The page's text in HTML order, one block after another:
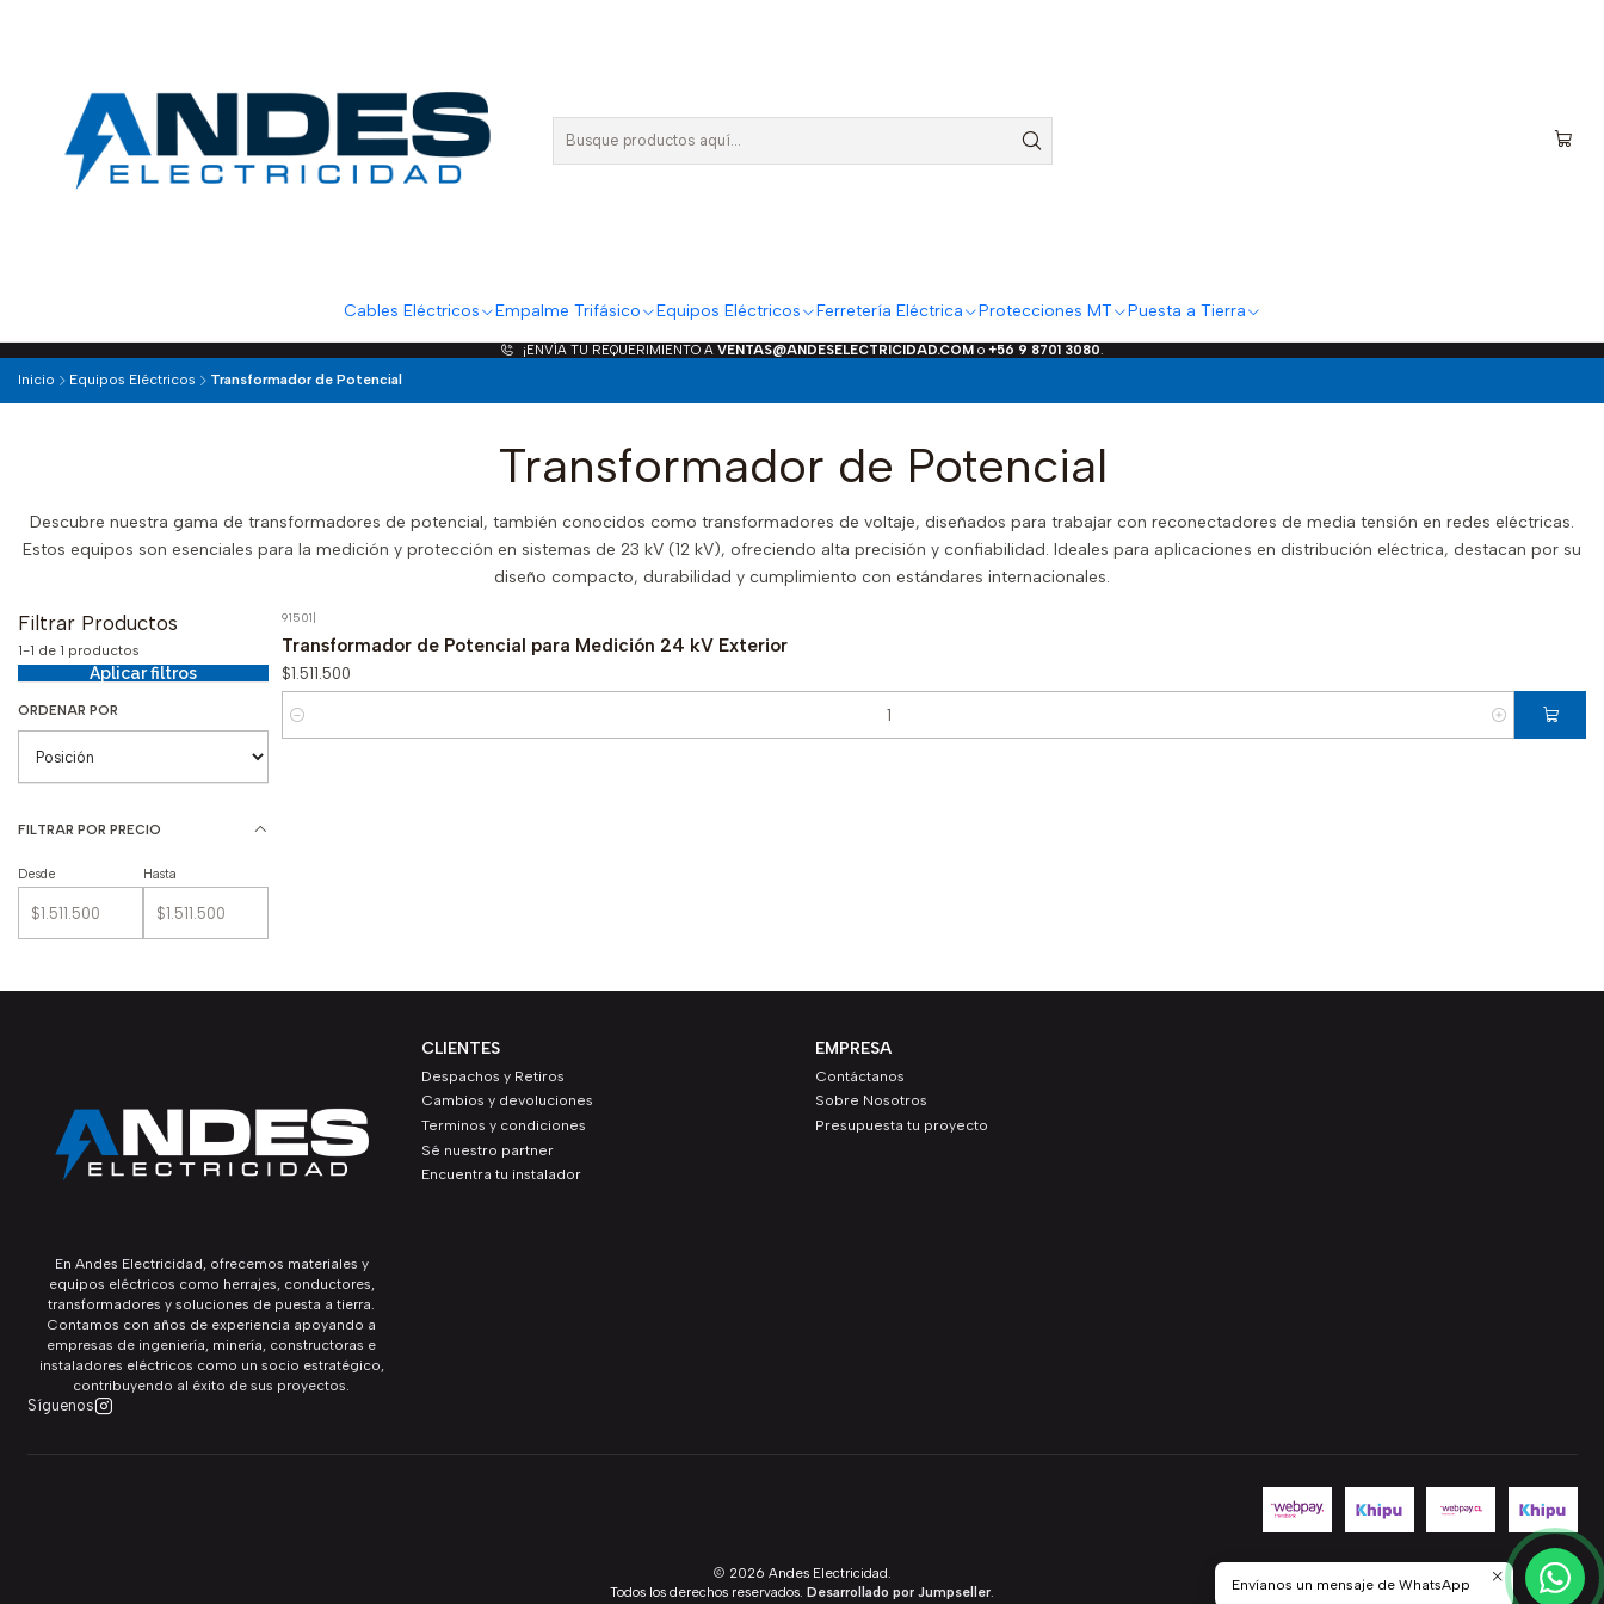
Cables Eléctricos Empalme Trifásico Equipos Eléctricos Ferretería Eléctrica Protecciones MT Puesta a Tierra
¡ENVÍA TU REQUERIMIENTO A VENTAS@ANDESELECTRICIDAD.COM o +56 9 8701 3080
Inicio
Equipos Eléctricos Transformador de Potencial
Transformador de Potencial
Descubre nuestra gama de transformadores de potencial, también conocidos como transformadores de voltaje, diseñados para trabajar con reconectadores de media tensión en redes eléctricas.
Estos equipos son esenciales para la medición y protección en sistemas de 23 kV (12 kV), ofreciendo alta precisión y confiabilidad. Ideales para aplicaciones en distribución eléctrica, destacan por su
diseño compacto, durabilidad y cumplimiento con estándares internacionales.
Filtrar Productos
1-1 de 1 productos
Aplicar filtros
ORDENAR POR
FILTRAR POR PRECIO
Desde Hasta
91501|
Transformador de Potencial para Medición 24 kV Exterior
$1.511.500
Cantidad
En Andes Electricidad, ofrecemos materiales y
equipos eléctricos como herrajes, conductores,
transformadores y soluciones de puesta a tierra.
Contamos con años de experiencia apoyando a
empresas de ingeniería, minería, constructoras e
instaladores eléctricos como un socio estratégico,
contribuyendo al éxito de sus proyectos.
Síguenos
CLIENTES
Despachos y Retiros
Cambios y devoluciones
Terminos y condiciones
Sé nuestro partner
Encuentra tu instalador
EMPRESA
Contáctanos
Sobre Nosotros
Presupuesta tu proyecto
2026 Andes Electricidad.
Todos los derechos reservados. Desarrollado por Jumpseller Envíanos un mensaje de WhatsApp